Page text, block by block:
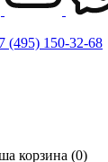
(495) 150-32-68
корзина (0)